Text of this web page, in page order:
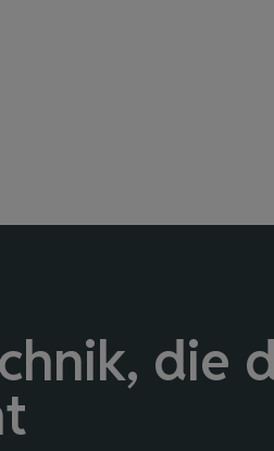
die